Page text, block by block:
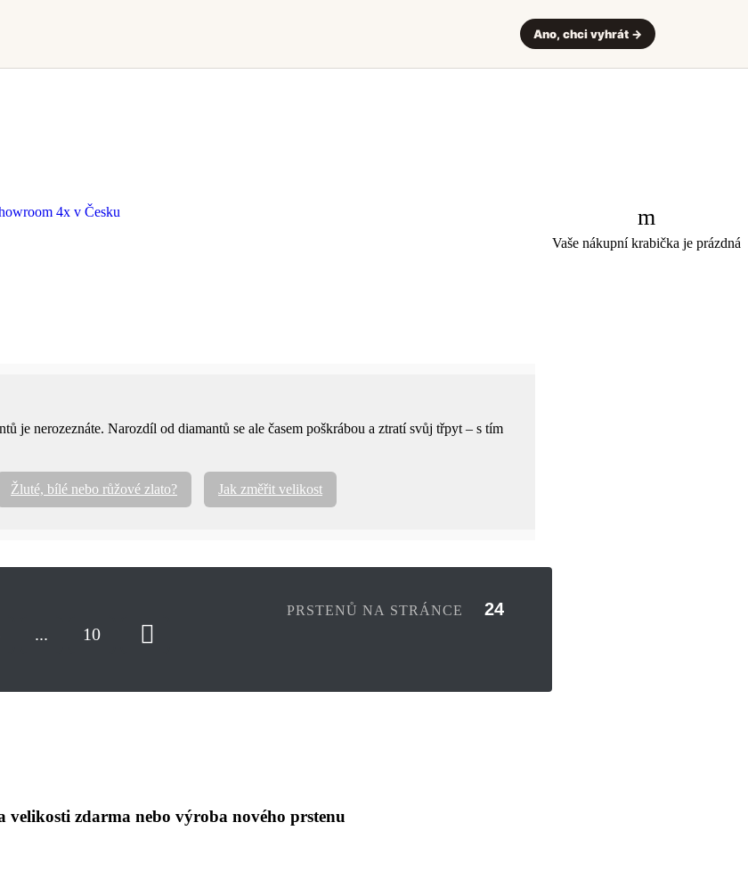
Ano, chci vyhrát →
Vaše nákupní krabička je prázdná
4x v Česku
je nerozeznáte. Narozdíl od diamantů se ale časem poškrábou a ztratí svůj třpyt – s tím
Žluté, bílé nebo růžové zlato? Jak změřit velikost
PRSTENŮ NA STRÁNCE
... 10
velikosti zdarma nebo výroba nového prstenu